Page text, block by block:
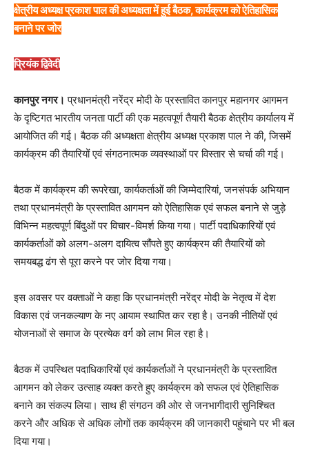
क्षेत्रीय अध्यक्ष प्रकाश पाल की अध्यक्षता में हुई बैठक, कार्यक्रम को ऐतिहासिक
बनाने पर जोर
प्रियंक द्विवेदी
कानपुर नगर। प्रधानमंत्री नरेंद्र मोदी के प्रस्तावित कानपुर महानगर आगमन
के दृष्टिगत भारतीय जनता पार्टी की एक महत्वपूर्ण तैयारी बैठक क्षेत्रीय कार्यालय में
आयोजित की गई। बैठक की अध्यक्षता क्षेत्रीय अध्यक्ष प्रकाश पाल ने की, जिसमें
कार्यक्रम की तैयारियों एवं संगठनात्मक व्यवस्थाओं पर विस्तार से चर्चा की गई।
बैठक में कार्यक्रम की रूपरेखा, कार्यकर्ताओं की जिम्मेदारियां, जनसंपर्क अभियान
तथा प्रधानमंत्री के प्रस्तावित आगमन को ऐतिहासिक एवं सफल बनाने से जुड़े
विभिन्न महत्वपूर्ण बिंदुओं पर विचार-विमर्श किया गया। पार्टी पदाधिकारियों एवं
कार्यकर्ताओं को अलग-अलग दायित्व सौंपते हुए कार्यक्रम की तैयारियों को
समयबद्ध ढंग से पूरा करने पर जोर दिया गया।
इस अवसर पर वक्ताओं ने कहा कि प्रधानमंत्री नरेंद्र मोदी के नेतृत्व में देश
विकास एवं जनकल्याण के नए आयाम स्थापित कर रहा है। उनकी नीतियों एवं
योजनाओं से समाज के प्रत्येक वर्ग को लाभ मिल रहा है।
बैठक में उपस्थित पदाधिकारियों एवं कार्यकर्ताओं ने प्रधानमंत्री के प्रस्तावित
आगमन को लेकर उत्साह व्यक्त करते हुए कार्यक्रम को सफल एवं ऐतिहासिक
बनाने का संकल्प लिया। साथ ही संगठन की ओर से जनभागीदारी सुनिश्चित
करने और अधिक से अधिक लोगों तक कार्यक्रम की जानकारी पहुंचाने पर भी बल
दिया गया।